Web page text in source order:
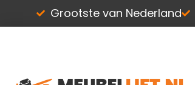
Grootste van Nederland